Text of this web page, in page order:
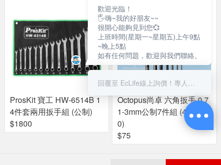
ProsKit 寶工 HW-6514B 1
4件套兩用扳手組 (公制)
$1800
Octopus尚卓 六角扳手 0.7
1-3mm公制7件組 (486.001
0)
$75
歡迎光臨！
🖐嗨~我的好朋友~~
很開心能夠見到您💞
上班時間(星期一~星期五)上午9點
~晚上5點
如有任何問題，歡迎與我們聯絡。
回覆至 EcLife線上詢價！專人服務